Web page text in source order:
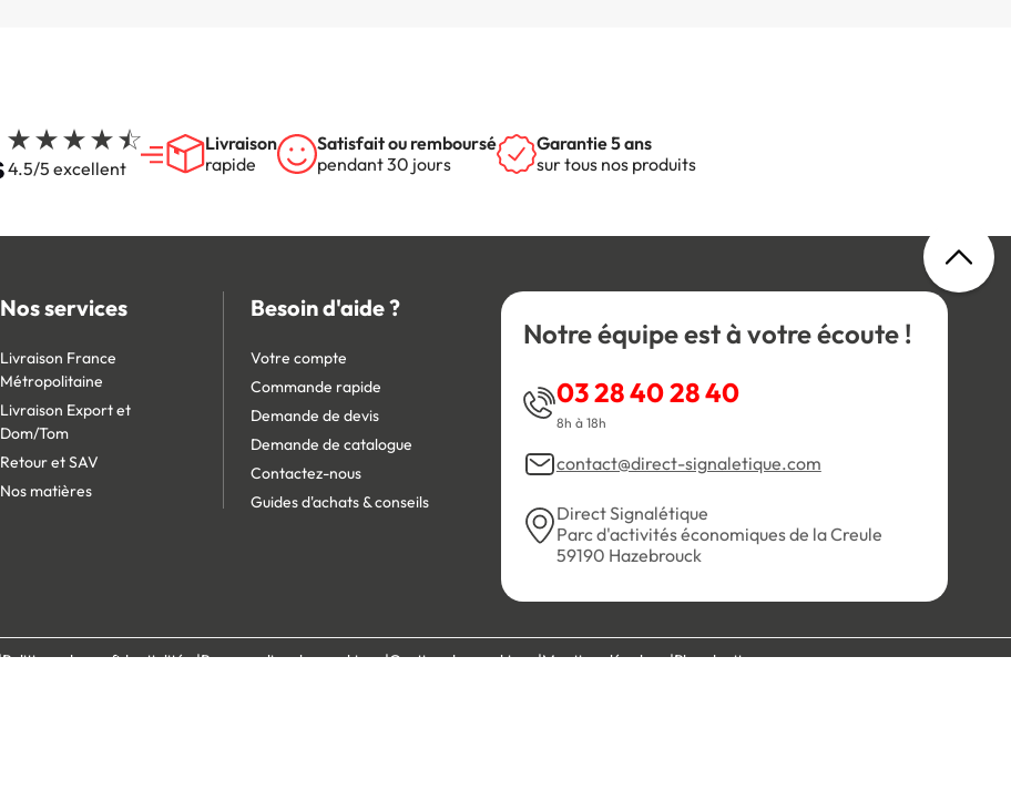
4.5/5 excellent
Livraison
rapide
Satisfait ou remboursé
pendant 30 jours
Garantie 5 ans
sur tous nos produits
Nos services
Livraison France
Métropolitaine
Livraison Export et
Dom/Tom
Retour et SAV
Nos matières
Besoin d'aide ?
Votre compte
Commande rapide
Demande de devis
Demande de catalogue
Contactez-nous
Guides d'achats & conseils
Notre équipe est à votre écoute !
03 28 40 28 40
8h à 18h
contact@direct-signaletique.com
Direct Signalétique
Parc d'activités économiques de la Creule
59190 Hazebrouck
Politique de confidentialité Personnaliser les cookies Gestion des cookies Mentions légales Plan du site